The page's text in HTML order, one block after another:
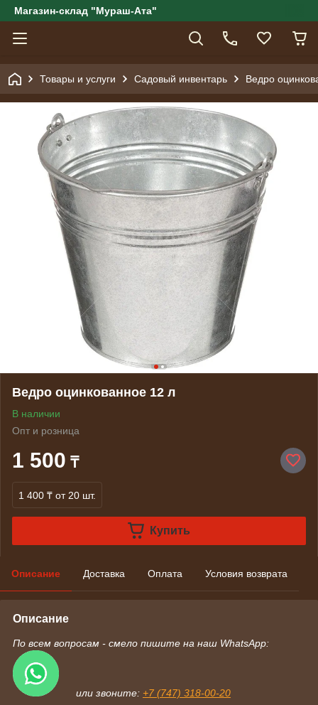
Магазин-склад "Мураш-Ата"
Товары и услуги Садовый инвентарь Ведро
Ведро оцинкованное 12 л
В наличии
Опт и розница
1 500 ₸
1 400 ₸ от 20 шт.
Купить
Описание Доставка Оплата Условия возврата
Описание
По всем вопросам - смело пишите на наш WhatsApp:
или звоните: +7 (747) 318-00-20